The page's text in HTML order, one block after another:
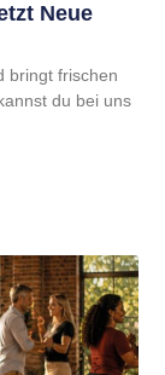
Neue
bringt frischen
du bei uns